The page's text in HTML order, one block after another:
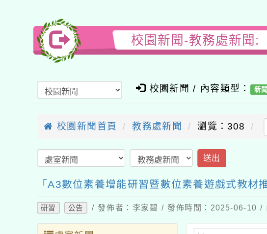
校園新聞-教務處新聞:
校園新聞 / 內容類型： 新
校園新聞首頁 教務處新聞 瀏覽：308
送出
「A3數位素養增能研習暨數位素養遊戲式教材
研習 公告 / 發佈者：李家碧 / 發佈時間：2025-06-10 /